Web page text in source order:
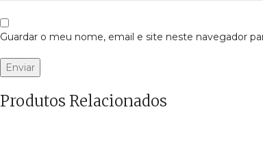
Guardar o meu nome, email e site neste navegador
Produtos Relacionados